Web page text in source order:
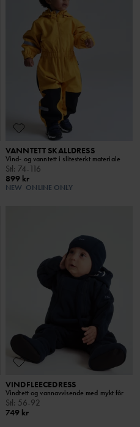
VANNTETT SKALLDRESS
Vind- og vanntett i slitesterkt materiale
Stl: 74-116
899 kr
NEW ONLINE ONLY
VINDFLEECEDRESS
Vindtett og vannavvisende med mykt fôr
Stl: 56-92
749 kr